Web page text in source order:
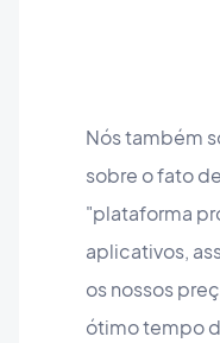
Nós também
sobre o fato
"plataforma
aplicativos,
os nossos
ótimo tempo